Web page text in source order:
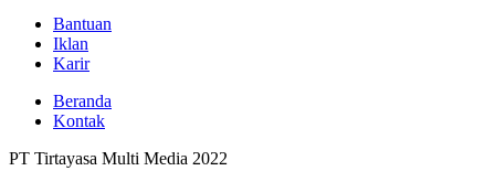
Bantuan
Iklan
Karir
Beranda
Kontak
PT Tirtayasa Multi Media 2022